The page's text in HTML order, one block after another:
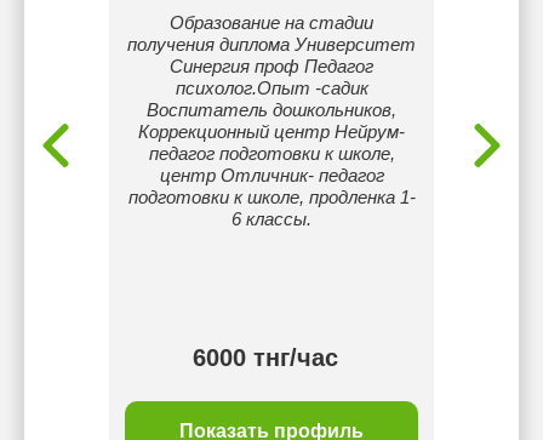
Образование на стадии
получения диплома Университет
Синергия проф Педагог
психолог.Опыт -садик
Воспитатель дошкольников,
Коррекционный центр Нейрум-
педагог подготовки к школе,
центр Отличник- педагог
подготовки к школе, продленка 1-
6 классы.
6000 тнг/час
Показать профиль